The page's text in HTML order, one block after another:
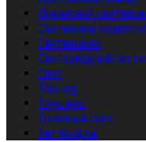
Подвесной
Светильник
Светильники
Светодиодный
Спот
Торшер
Торшеры
Точечный свет
Хит продаж